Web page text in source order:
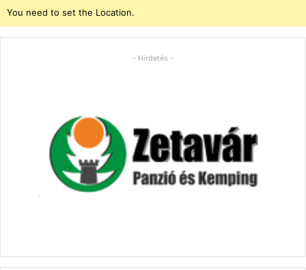
You need to set the Location.
- Hirdetés -